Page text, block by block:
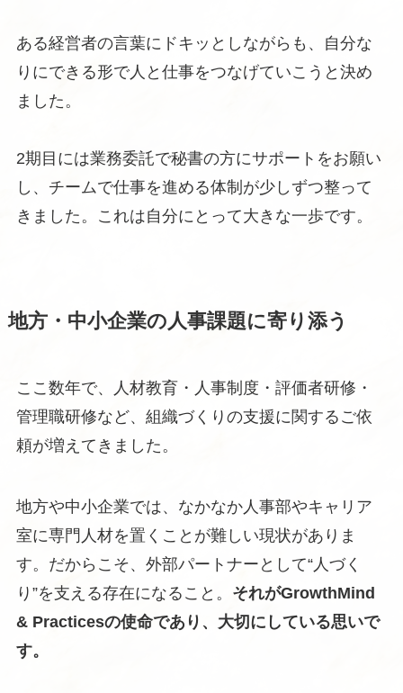
ある経営者の言葉にドキッとしながらも、自分な
りにできる形で人と仕事をつなげていこうと決め
ました。
2期目には業務委託で秘書の方にサポートをお願い
し、チームで仕事を進める体制が少しずつ整って
きました。これは自分にとって大きな一歩です。
地方・中小企業の人事課題に寄り添う
ここ数年で、人材教育・人事制度・評価者研修・
管理職研修など、組織づくりの支援に関するご依
頼が増えてきました。
地方や中小企業では、なかなか人事部やキャリア
室に専門人材を置くことが難しい現状がありま
す。だからこそ、外部パートナーとして“人づく
り”を支える存在になること。 それがGrowthMind
& Practicesの使命であり、大切にしている思いで
す。